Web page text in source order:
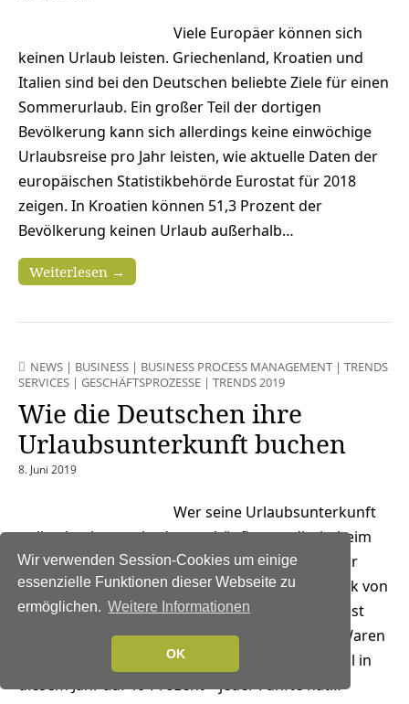
Wir verwenden Session-Cookies um einige
essenzielle Funktionen dieser Webseite zu
ermöglichen. Weitere Informationen
OK
Viele Europäer können sich
keinen Urlaub leisten. Griechenland, Kroatien und
Italien sind bei den Deutschen beliebte Ziele für einen
Sommerurlaub. Ein großer Teil der dortigen
Bevölkerung kann sich allerdings keine einwöchige
Urlaubsreise pro Jahr leisten, wie aktuelle Daten der
europäischen Statistikbehörde Eurostat für 2018
zeigen. In Kroatien können 51,3 Prozent der
Bevölkerung keinen Urlaub außerhalb…
Weiterlesen →
NEWS | BUSINESS | BUSINESS PROCESS MANAGEMENT | TRENDS
SERVICES | GESCHÄFTSPROZESSE | TRENDS 2019
Wie die Deutschen ihre
Urlaubsunterkunft buchen
8. Juni 2019
Wer seine Urlaubsunterkunft
online bucht, macht das am häufigsten direkt beim
Anbieter. Allerdings werden auch Plattformen für
Privatunterkünfte immer beliebter. Wie die Grafik von
Statista zeigt, hat die Anzahl derjenigen, die selbst
Unterkünfte anbieten, deutlich zugenommen. Waren
es 2016 lediglich sieben Prozent, steig die Anzahl in
diesem Jahr auf 19 Prozent – jeder Fünfte hat…